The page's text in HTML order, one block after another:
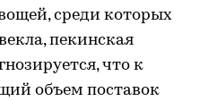
среди которых
пекинская
что к
объем поставок